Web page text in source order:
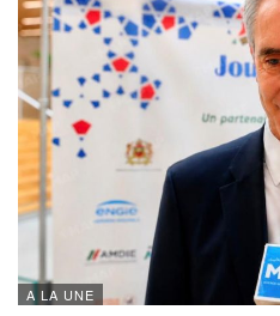
A LA UNE